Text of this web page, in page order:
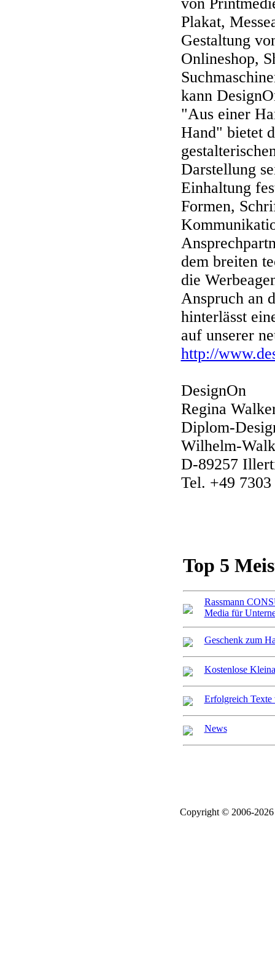
Plakat,
Gestaltung
Onlineshop,
kann
"Aus einer
Hand" bietet
Darstellung
Einhaltung
Formen,
dem breiten
die
Anspruch an
hinterlässt
auf unserer
http://
DesignOn
Regina
Diplom-
Wilhelm-
D-89257
Tel. +49
Top 5
Rassmann
Media für
Geschenk zum
Kostenlose
Erfolgreich Texte
News
Copyright © 2006-